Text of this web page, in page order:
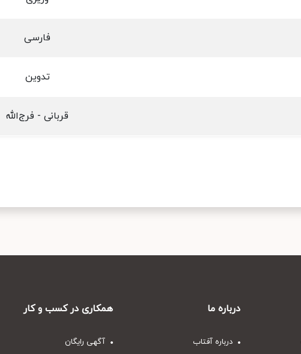
فارسی
تدوین
قربانی - فرج‌الله
درباره ما
درباره آفتاب
همکاری در کسب و کار
آگهی رایگان